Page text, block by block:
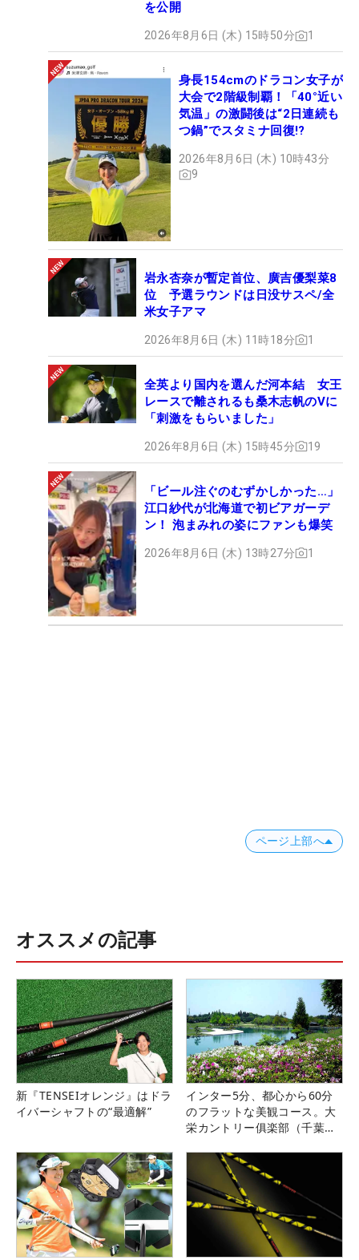
を公開
2026年8月6日 (木) 15時50分 1
身長154cmのドラコン女子が
大会で2階級制覇！「40°近い
気温」の激闘後は“2日連続も
つ鍋”でスタミナ回復!?
2026年8月6日 (木) 10時43分
9
岩永杏奈が暫定首位、廣吉優梨菜8
位 予選ラウンドは日没サスペ/全
米女子アマ
2026年8月6日 (木) 11時18分 1
全英より国内を選んだ河本結 女王
レースで離されるも桑木志帆のVに
「刺激をもらいました」
2026年8月6日 (木) 15時45分 19
「ビール注ぐのむずかしかった…」
江口紗代が北海道で初ビアガーデ
ン！ 泡まみれの姿にファンも爆笑
2026年8月6日 (木) 13時27分 1
ページ上部へ
オススメの記事
新『TENSEIオレンジ』はドラ
イバーシャフトの“最適解”
インター5分、都心から60分
のフラットな美観コース。大
栄カントリー俱楽部（千葉